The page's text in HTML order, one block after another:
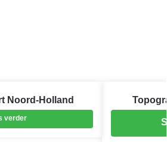
Noord-Holland
verder